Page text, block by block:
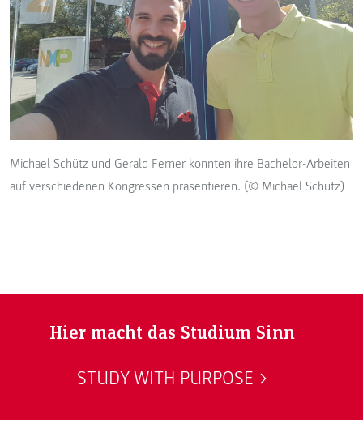
Michael Schütz und Gerald Ferner konnten ihre Bachelor-Arbeiten
auf verschiedenen Kongressen präsentieren. (© Michael Schütz)
Hier macht das Studium Sinn
STUDY WITH PURPOSE